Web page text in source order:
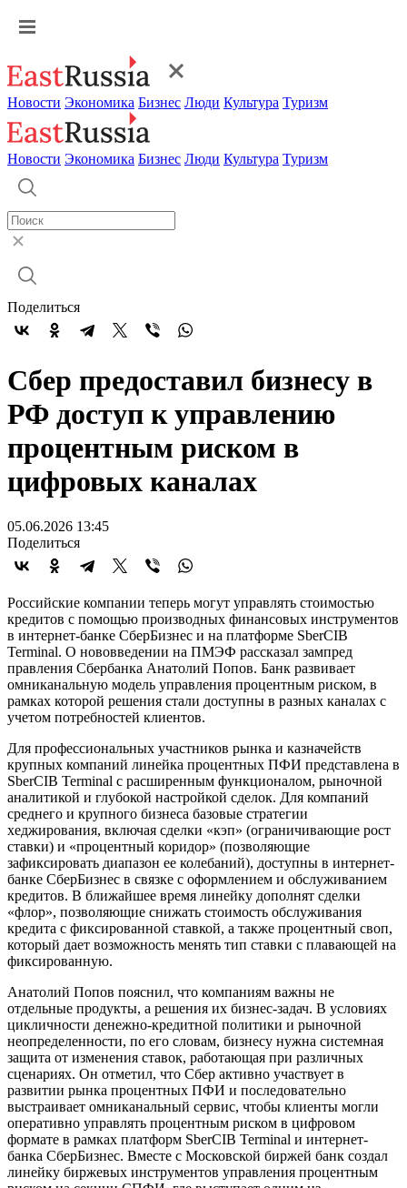
Новости Экономика Бизнес Люди Культура Туризм
Новости Экономика Бизнес Люди Культура Туризм
Поделиться
Сбер предоставил бизнесу в
РФ доступ к управлению
процентным риском в
цифровых каналах
05.06.2026 13:45
Поделиться
Российские компании теперь могут управлять стоимостью
кредитов с помощью производных финансовых инструментов
в интернет-банке СберБизнес и на платформе SberCIB
Terminal. О нововведении на ПМЭФ рассказал зампред
правления Сбербанка Анатолий Попов. Банк развивает
омниканальную модель управления процентным риском, в
рамках которой решения стали доступны в разных каналах с
учетом потребностей клиентов.
Для профессиональных участников рынка и казначейств
крупных компаний линейка процентных ПФИ представлена в
SberCIB Terminal с расширенным функционалом, рыночной
аналитикой и глубокой настройкой сделок. Для компаний
среднего и крупного бизнеса базовые стратегии
хеджирования, включая сделки «кэп» (ограничивающие рост
ставки) и «процентный коридор» (позволяющие
зафиксировать диапазон ее колебаний), доступны в интернет-
банке СберБизнес в связке с оформлением и обслуживанием
кредитов. В ближайшее время линейку дополнят сделки
«флор», позволяющие снижать стоимость обслуживания
кредита с фиксированной ставкой, а также процентный своп,
который дает возможность менять тип ставки с плавающей на
фиксированную.
Анатолий Попов пояснил, что компаниям важны не
отдельные продукты, а решения их бизнес-задач. В условиях
цикличности денежно-кредитной политики и рыночной
неопределенности, по его словам, бизнесу нужна системная
защита от изменения ставок, работающая при различных
сценариях. Он отметил, что Сбер активно участвует в
развитии рынка процентных ПФИ и последовательно
выстраивает омниканальный сервис, чтобы клиенты могли
оперативно управлять процентным риском в цифровом
формате в рамках платформ SberCIB Terminal и интернет-
банка СберБизнес. Вместе с Московской биржей банк создал
линейку биржевых инструментов управления процентным